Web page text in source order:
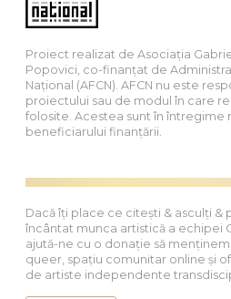
Proiect realizat de Asociația
Popovici, co-finanțat de
Național (AFCN). AFCN nu este
proiectului sau de modul în care
folosite. Acestea sunt în întregime
beneficiarului finanțării.
Dacă îți place ce citești & asculți &
încântat munca artistică a echipei
ajută-ne cu o donație să
queer, spațiu comunitar online și
de artiste independente